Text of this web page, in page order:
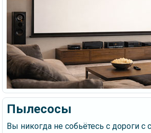
Пылесосы
Вы никогда не собьётесь с дороги